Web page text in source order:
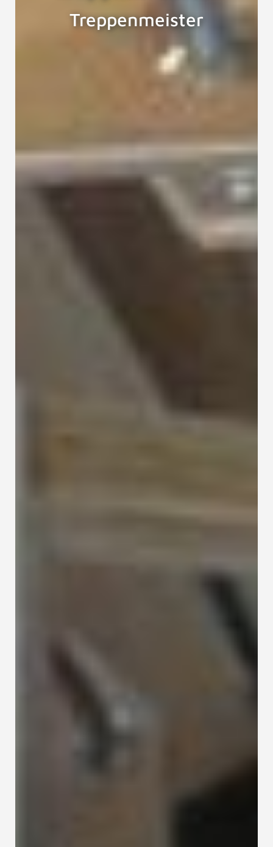
Treppenmeister